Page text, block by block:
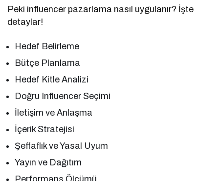
Peki influencer pazarlama nasıl uygulanır? İşte
detaylar!
Hedef Belirleme
Bütçe Planlama
Hedef Kitle Analizi
Doğru Influencer Seçimi
İletişim ve Anlaşma
İçerik Stratejisi
Şeffaflık ve Yasal Uyum
Yayın ve Dağıtım